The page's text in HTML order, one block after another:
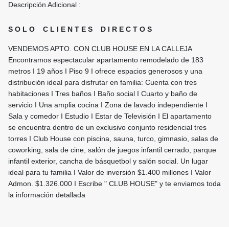
Descripción Adicional :
S O L O C L I E N T E S D I R E C T O S
VENDEMOS APTO. CON CLUB HOUSE EN LA CALLEJA
Encontramos espectacular apartamento remodelado de 183
metros I 19 años I Piso 9 I ofrece espacios generosos y una
distribución ideal para disfrutar en familia: Cuenta con tres
habitaciones I Tres baños I Baño social I Cuarto y baño de
servicio I Una amplia cocina I Zona de lavado independiente I
Sala y comedor I Estudio I Estar de Televisión I El apartamento
se encuentra dentro de un exclusivo conjunto residencial tres
torres I Club House con piscina, sauna, turco, gimnasio, salas de
coworking, sala de cine, salón de juegos infantil cerrado, parque
infantil exterior, cancha de básquetbol y salón social. Un lugar
ideal para tu familia I Valor de inversión $1.400 millones I Valor
Admon. $1.326.000 I Escribe " CLUB HOUSE" y te enviamos toda
la información detallada